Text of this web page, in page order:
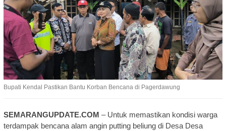
Bupati Kendal Pastikan Bantu Korban Bencana di Pagerdawung
SEMARANGUPDATE.COM – Untuk memastikan kondisi warga
terdampak bencana alam angin putting beliung di Desa Desa